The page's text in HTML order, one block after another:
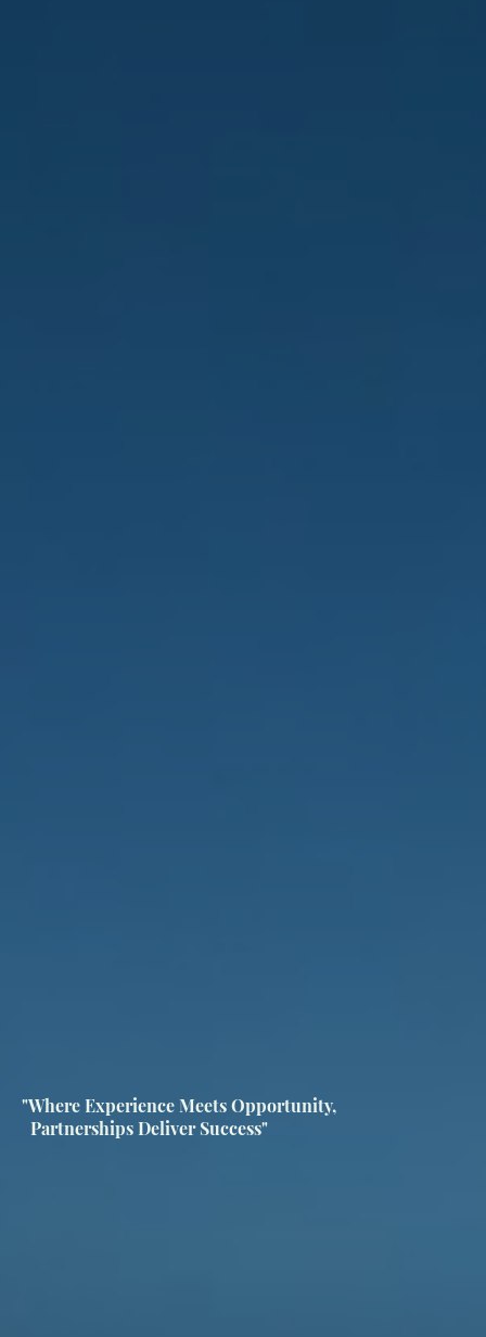
"Where Experience Meets Opportunity,
Partnerships Deliver Success"